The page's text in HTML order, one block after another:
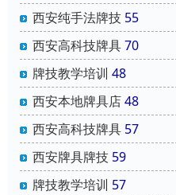
西安纯手法牌技 55
西安高科技牌具70
牌技教学培训 48
西安本地牌具店48
西安高科技牌具 57
西安牌具牌技 59
牌技教学培训 57